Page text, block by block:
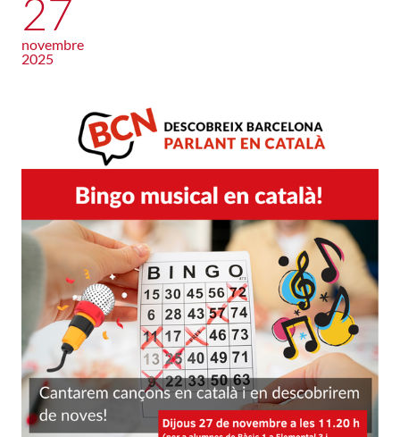
27
novembre
2025